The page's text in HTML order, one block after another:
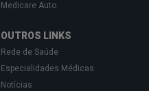
Medicare Auto
OUTROS LINKS
Rede de Saúde
Especialidades Médicas
Notícias